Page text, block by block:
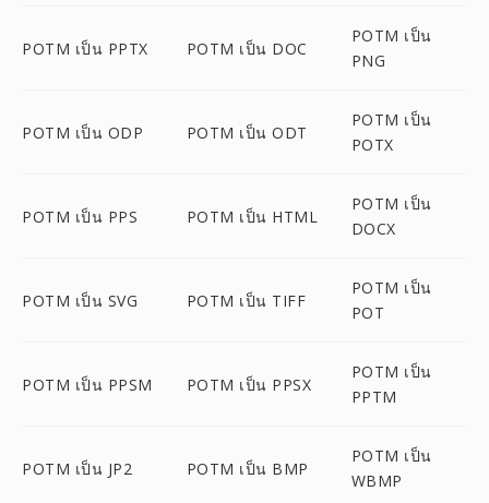
POTM เป็น PPTX POTM เป็น DOC
POTM เป็น
PNG
POTM เป็น ODP POTM เป็น ODT
POTM เป็น
POTX
POTM เป็น PPS POTM เป็น HTML
POTM เป็น
DOCX
POTM เป็น SVG POTM เป็น TIFF
POTM เป็น
POT
POTM เป็น PPSM POTM เป็น PPSX
POTM เป็น
PPTM
POTM เป็น JP2 POTM เป็น BMP
POTM เป็น
WBMP